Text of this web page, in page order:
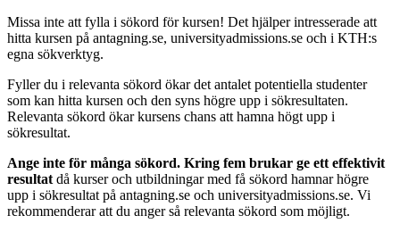
Missa inte att fylla i sökord för kursen! Det hjälper intresserade att
hitta kursen på antagning.se, universityadmissions.se och i KTH:s
egna sökverktyg.
Fyller du i relevanta sökord ökar det antalet potentiella studenter
som kan hitta kursen och den syns högre upp i sökresultaten.
Relevanta sökord ökar kursens chans att hamna högt upp i
sökresultat.
Ange inte för många sökord. Kring fem brukar ge ett effektivit
resultat då kurser och utbildningar med få sökord hamnar högre
upp i sökresultat på antagning.se och universityadmissions.se. Vi
rekommenderar att du anger så relevanta sökord som möjligt.